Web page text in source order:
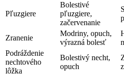
Pľuzgiere
Bolestivé
pľuzgiere,
začervenanie
Zranenie
Modriny, opuch,
výrazná bolesť
Podráždenie
nechtového
lôžka
Bolestivý necht,
opuch